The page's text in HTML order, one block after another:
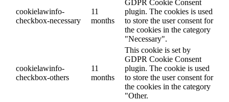
cookielawinfo-
checkbox-necessary
11
months
GDPR Cookie Consent
plugin. The cookies is used
to store the user consent for
the cookies in the category
"Necessary".
cookielawinfo-
checkbox-others
11
months
This cookie is set by
GDPR Cookie Consent
plugin. The cookie is used
to store the user consent for
the cookies in the category
"Other.